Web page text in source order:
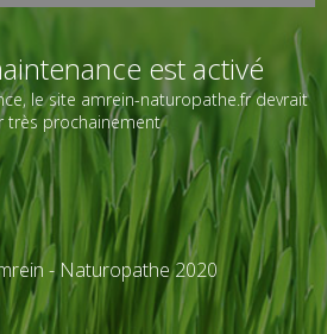
est activé
le site amrein-naturopathe.fr devrait
très prochainement
- Naturopathe 2020